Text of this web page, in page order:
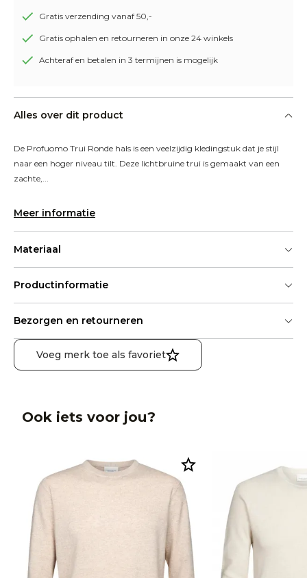
Gratis verzending vanaf 50,-
Gratis ophalen en retourneren in onze 24 winkels
Achteraf en betalen in 3 termijnen is mogelijk
Alles over dit product
De Profuomo Trui Ronde hals is een veelzijdig kledingstuk dat je stijl
naar een hoger niveau tilt. Deze lichtbruine trui is gemaakt van een
zachte,...
Meer informatie
Materiaal
Productinformatie
Bezorgen en retourneren
Voeg merk toe als favoriet
Ook iets voor jou?